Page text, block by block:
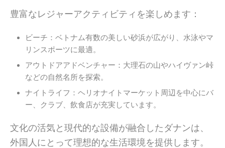
豊富なレジャーアクティビティを楽しめます：
ビーチ：ベトナム有数の美しい砂浜が広がり、水泳やマ
リンスポーツに最適。
アウトドアアドベンチャー：大理石の山やハイヴァン峠
などの自然名所を探索。
ナイトライフ：ヘリオナイトマーケット周辺を中心にバ
ー、クラブ、飲食店が充実しています。
文化の活気と現代的な設備が融合したダナンは、
外国人にとって理想的な生活環境を提供します。